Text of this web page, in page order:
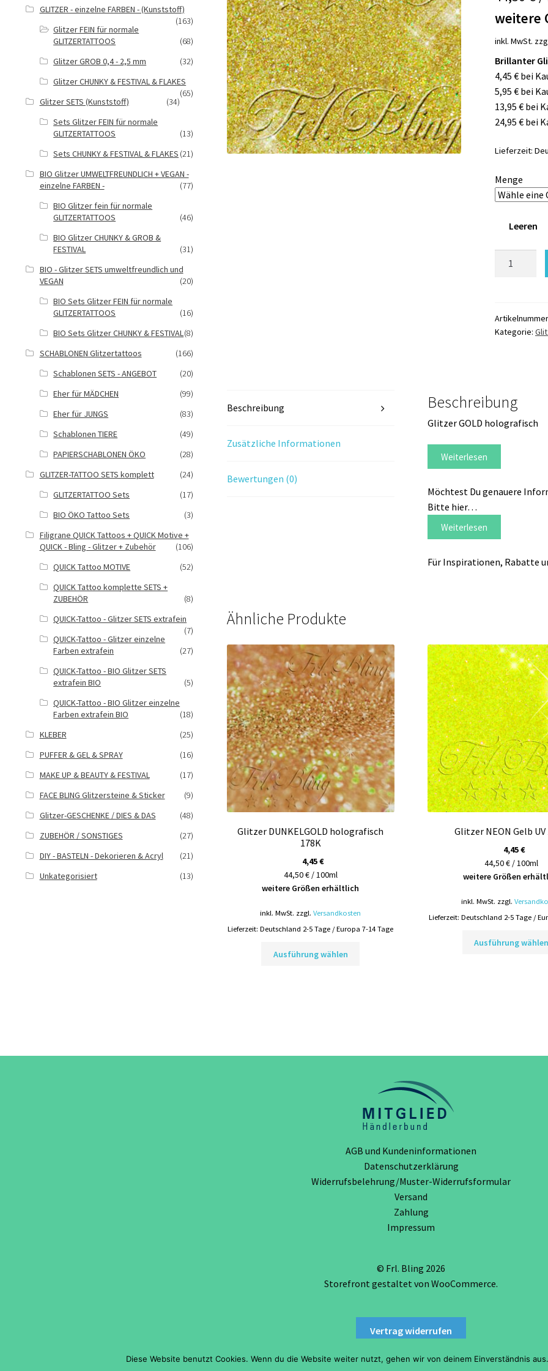
weitere
inkl. MwSt.
Brillanter
4,45 € bei
5,95 € bei
13,95 € bei
24,95 € bei
Lieferzeit:
Menge
Leeren
Menge
Kategorie:
Beschreibung
Zusätzliche Informationen
Bewertungen (0)
Beschreibung
Glitzer GOLD holografisch
Weiterlesen
Möchtest Du genauere
Bitte hier…
Weiterlesen
Für Inspirationen, Rabatte
Ähnliche Produkte
Glitzer DUNKELGOLD holografisch
178K
4,45€
44,50 € / 100ml
weitere Größen erhältlich
inkl. MwSt. zzgl.Versandkosten
Lieferzeit:Deutschland 2-5 Tage / Europa 7-14 Tage
Ausführung wählen
Produktseite
gewählt
werden
Glitzer NEON Gelb UV
4,45€
44,50 € / 100ml
weitere Größen
inkl. MwSt. zzgl.
Lieferzeit: Deutschland 2-5 Tage /
Ausführung wählen
GLITZER - einzelne FARBEN - (Kunststoff)
(163)
Glitzer FEIN für normale
GLITZERTATTOOS
(68)
Glitzer GROB 0,4 - 2,5 mm
(32)
Glitzer CHUNKY & FESTIVAL & FLAKES
(65)
Glitzer SETS (Kunststoff)
(34)
Sets Glitzer FEIN für normale
GLITZERTATTOOS
(13)
Sets CHUNKY & FESTIVAL & FLAKES (21)
BIO Glitzer UMWELTFREUNDLICH + VEGAN -
einzelne FARBEN -
(77)
BIO Glitzer fein für normale
GLITZERTATTOOS
(46)
BIO Glitzer CHUNKY & GROB &
FESTIVAL
(31)
BIO - Glitzer SETS umweltfreundlich und
VEGAN
(20)
BIO Sets Glitzer FEIN für normale
GLITZERTATTOOS
(16)
BIO Sets Glitzer CHUNKY & FESTIVAL(8)
SCHABLONEN Glitzertattoos
(166)
Schablonen SETS - ANGEBOT
(20)
Eher für MÄDCHEN
(99)
Eher für JUNGS
(83)
Schablonen TIERE
(49)
PAPIERSCHABLONEN ÖKO
(28)
GLITZER-TATTOO SETS komplett
(24)
GLITZERTATTOO Sets
(17)
BIO ÖKO Tattoo Sets
(3)
Filigrane QUICK Tattoos + QUICK Motive +
QUICK - Bling - Glitzer + Zubehör
(106)
QUICK Tattoo MOTIVE
(52)
QUICK Tattoo komplette SETS +
ZUBEHÖR
(8)
QUICK-Tattoo - Glitzer SETS extrafein
(7)
QUICK-Tattoo - Glitzer einzelne
Farben extrafein
(27)
QUICK-Tattoo - BIO Glitzer SETS
extrafein BIO
(5)
QUICK-Tattoo - BIO Glitzer einzelne
Farben extrafein BIO
(18)
KLEBER
(25)
PUFFER & GEL & SPRAY
(16)
MAKE UP & BEAUTY & FESTIVAL
(17)
FACE BLING Glitzersteine & Sticker
(9)
Glitzer-GESCHENKE / DIES & DAS
(48)
ZUBEHÖR / SONSTIGES
(27)
DIY - BASTELN - Dekorieren & Acryl
(21)
Unkategorisiert
(13)
AGB und Kundeninformationen
Datenschutzerklärung
Widerrufsbelehrung/Muster-Widerrufsformular
Versand
Zahlung
Impressum
© Frl. Bling 2026
Storefront gestaltet von WooCommerce.
Vertrag widerrufen
Diese Website benutzt Cookies. Wenn du die Website weiter nutzt, gehen wir von deinem Einverständnis aus.